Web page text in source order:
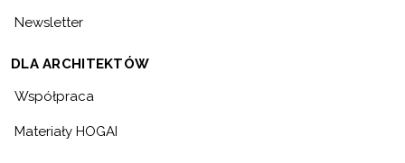
Newsletter
DLA ARCHITEKTÓW
Współpraca
Materiały HOGAI